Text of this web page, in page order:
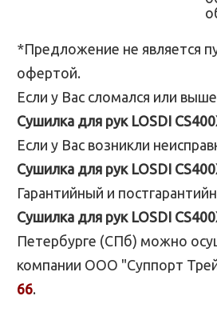
*Предложение не является
офертой.
Если у Вас сломался или
Сушилка для рук LOSDI
Если у Вас возникли
Сушилка для рук LOSDI
Гарантийный и
Сушилка для рук LOSDI
Петербурге (СПб) можно
компании ООО "Суппорт
66.